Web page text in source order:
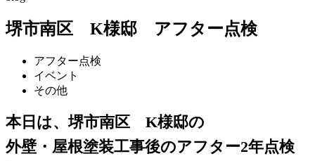
堺市南区 K様邸 アフター点検
アフター点検
イベント
その他
本日は、堺市南区 K様邸の
外壁・屋根塗装工事後のアフター2年点検